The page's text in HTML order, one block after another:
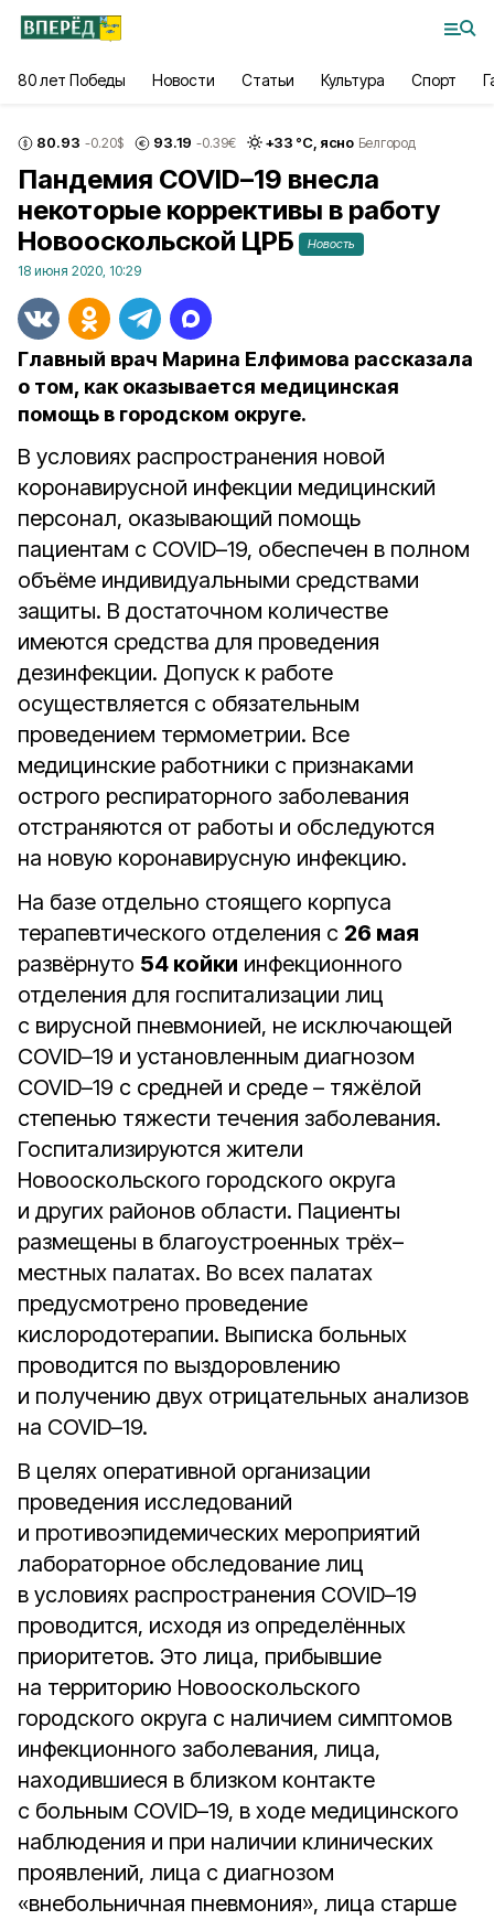
80 лет Победы Новости Статьи Культура Спорт
80.93 -0.20$ 93.19 -0.39€ +33 °С, ясно Белгород
Пандемия COVID–19 внесла
некоторые коррективы в работу
Новооскольской ЦРБ
Новость
18 июня 2020, 10:29
Главный врач Марина Елфимова рассказала
о том, как оказывается медицинская
помощь в городском округе.
В условиях распространения новой
коронавирусной инфекции медицинский
персонал, оказывающий помощь
пациентам с COVID–19, обеспечен в полном
объёме индивидуальными средствами
защиты. В достаточном количестве
имеются средства для проведения
дезинфекции. Допуск к работе
осуществляется с обязательным
проведением термометрии. Все
медицинские работники с признаками
острого респираторного заболевания
отстраняются от работы и обследуются
на новую коронавирусную инфекцию.
На базе отдельно стоящего корпуса
терапевтического отделения с 26 мая
развёрнуто 54 койки инфекционного
отделения для госпитализации лиц
с вирусной пневмонией, не исключающей
COVID–19 и установленным диагнозом
COVID–19 с средней и среде – тяжёлой
степенью тяжести течения заболевания.
Госпитализируются жители
Новооскольского городского округа
и других районов области. Пациенты
размещены в благоустроенных трёх–
местных палатах. Во всех палатах
предусмотрено проведение
кислородотерапии. Выписка больных
проводится по выздоровлению
и получению двух отрицательных анализов
на COVID–19.
В целях оперативной организации
проведения исследований
и противоэпидемических мероприятий
лабораторное обследование лиц
в условиях распространения COVID–19
проводится, исходя из определённых
приоритетов. Это лица, прибывшие
на территорию Новооскольского
городского округа с наличием симптомов
инфекционного заболевания, лица,
находившиеся в близком контакте
с больным COVID–19, в ходе медицинского
наблюдения и при наличии клинических
проявлений, лица с диагнозом
«внебольничная пневмония», лица старше